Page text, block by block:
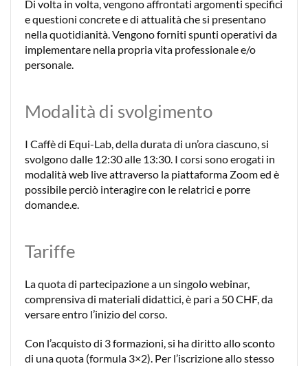
Di volta in volta, vengono affrontati argomenti specifici
e questioni concrete e di attualità che si presentano
nella quotidianità. Vengono forniti spunti operativi da
implementare nella propria vita professionale e/o
personale.
Modalità di svolgimento
I Caffè di Equi-Lab, della durata di un’ora ciascuno, si
svolgono dalle 12:30 alle 13:30. I corsi sono erogati in
modalità web live attraverso la piattaforma Zoom ed è
possibile perciò interagire con le relatrici e porre
domande.e.
Tariffe
La quota di partecipazione a un singolo webinar,
comprensiva di materiali didattici, è pari a 50 CHF, da
versare entro l’inizio del corso.
Con l’acquisto di 3 formazioni, si ha diritto allo sconto
di una quota (formula 3×2). Per l’iscrizione allo stesso